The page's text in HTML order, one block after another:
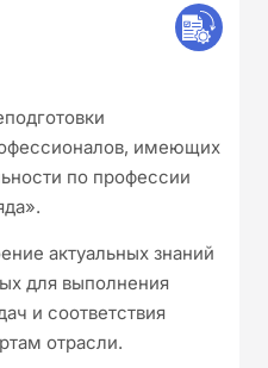
имеющих
по профессии
актуальных знаний
для выполнения
и соответствия
отрасли.